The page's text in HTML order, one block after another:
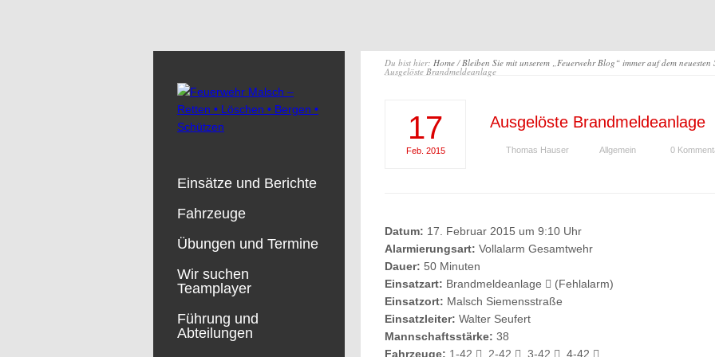
Du bist hier: Home/Bleiben Sie mit unserem „Feuerwehr Blog“ immer auf dem neuesten
Ausgelöste Brandmeldeanlage
17
Feb. 2015
Ausgelöste Brandmeldeanlage
Thomas Hauser Allgemein 0
Datum: 17. Februar 2015 um 9:10 Uhr
Alarmierungsart: Vollalarm Gesamtwehr
Dauer: 50 Minuten
Einsatzart: Brandmeldeanlage
(Fehlalarm)
Einsatzort: Malsch Siemensstraße
Einsatzleiter: Walter Seufert
Mannschaftsstärke: 38
Fahrzeuge: 1-42 2-42 3-42
, 4-42
Einsätze und Berichte
Fahrzeuge
Übungen und Termine
Wir suchen
Teamplayer
Führung und
Abteilungen